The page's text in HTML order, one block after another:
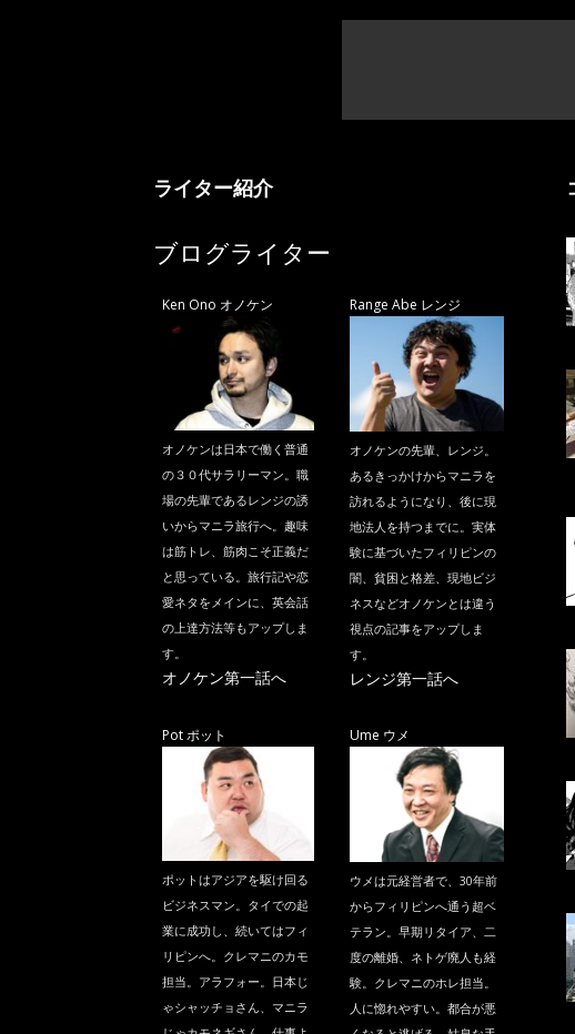
ライター紹介
ブログライター
Ken Ono オノケン
オノケンは日本で働く普通
の３０代サラリーマン。職
場の先輩であるレンジの誘
いからマニラ旅行へ。趣味
は筋トレ、筋肉こそ正義だ
と思っている。旅行記や恋
愛ネタをメインに、英会話
の上達方法等もアップしま
す。
オノケン第一話へ
Range Abe レンジ
オノケンの先輩、レンジ。
あるきっかけからマニラを
訪れるようになり、後に現
地法人を持つまでに。実体
験に基づいたフィリピンの
闇、貧困と格差、現地ビジ
ネスなどオノケンとは違う
視点の記事をアップしま
す。
レンジ第一話へ
Pot ポット
ポットはアジアを駆け回る
ビジネスマン。タイでの起
業に成功し、続いてはフィ
リピンへ。クレマニのカモ
担当。アラフォー。日本じ
ゃシャッチョさん、マニラ
Ume ウメ
ウメは元経営者で、30年前
からフィリピンへ通う超ベ
テラン。早期リタイア、二
度の離婚、ネトゲ廃人も経
験。クレマニのホレ担当。
人に惚れやすい。都合が悪